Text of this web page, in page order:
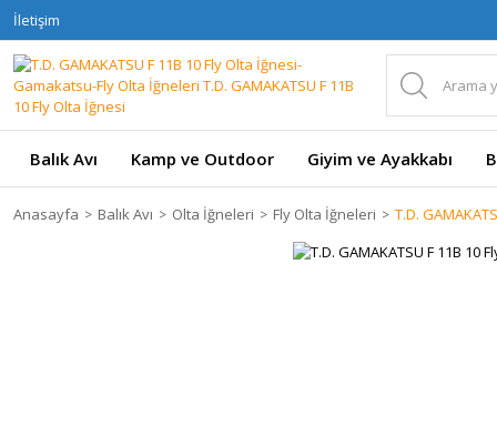
İletişim
Balık Avı Kamp ve Outdoor Giyim ve Ayakkabı
Anasayfa Balık Avı Olta İğneleri Fly Olta İğneleri T.D.